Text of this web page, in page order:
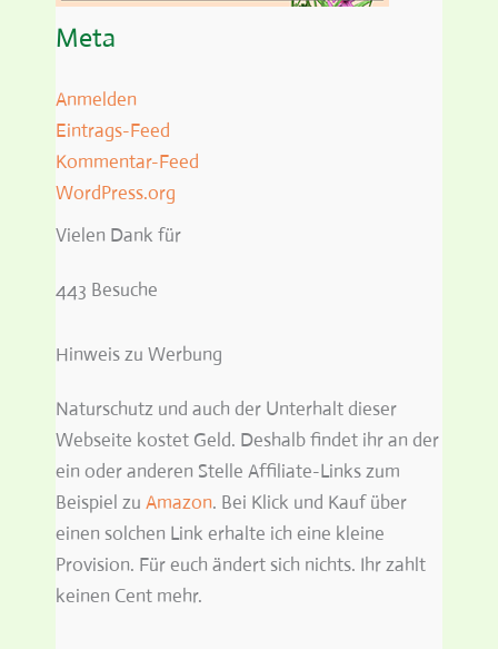
Meta
Anmelden
Eintrags-Feed
Kommentar-Feed
WordPress.org
Vielen Dank für
443 Besuche
Hinweis zu Werbung
Naturschutz und auch der Unterhalt dieser
Webseite kostet Geld. Deshalb findet ihr an der
ein oder anderen Stelle Affiliate-Links zum
Beispiel zu Amazon. Bei Klick und Kauf über
einen solchen Link erhalte ich eine kleine
Provision. Für euch ändert sich nichts. Ihr zahlt
keinen Cent mehr.